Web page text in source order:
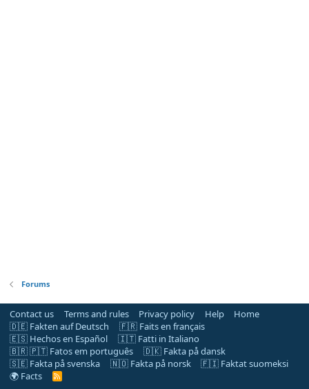
Forums
Contact us Terms and rules Privacy policy Help
Home
🇩🇪 Fakten auf Deutsch
🇫🇷 Faits en français
🇪🇸 Hechos en Español
🇮🇹 Fatti in Italiano
🇧🇷 🇵🇹 Fatos em português
🇩🇰 Fakta på dansk
🇸🇪 Fakta på svenska
🇳🇴 Fakta på norsk
🇫🇮 Faktat suomeksi
🌍 Facts
R